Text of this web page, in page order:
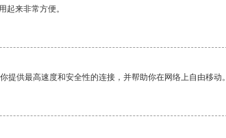
起来非常方便。
提供最高速度和安全性的连接，并帮助你在网络上自由移动。